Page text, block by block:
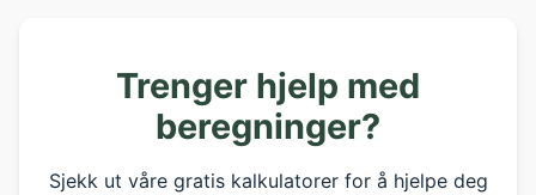
Trenger hjelp med
beregninger?
Sjekk ut våre gratis kalkulatorer for å hjelpe deg